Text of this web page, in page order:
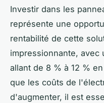
Investir dans les
représente une
rentabilité de cette
impressionnante,
allant de 8 % à 12 %
que les coûts de
d'augmenter, il est